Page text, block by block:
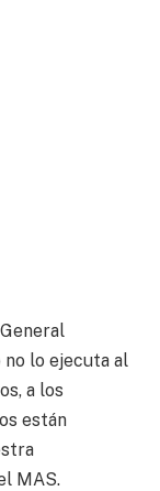
no lo ejecuta al
a los
están
MAS.